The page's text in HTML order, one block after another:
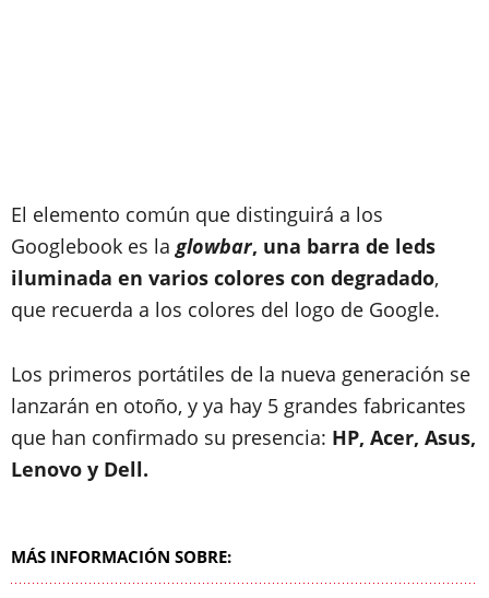
El elemento común que distinguirá a los
Googlebook es la glowbar, una barra de leds
iluminada en varios colores con degradado,
que recuerda a los colores del logo de Google.
Los primeros portátiles de la nueva generación se
lanzarán en otoño, y ya hay 5 grandes fabricantes
que han confirmado su presencia: HP, Acer, Asus,
Lenovo y Dell.
MÁS INFORMACIÓN SOBRE: